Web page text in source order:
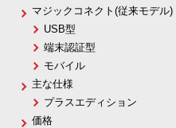
マジックコネクト(従来モデル
USB型
端末認証型
モバイル
主な仕様
プラスエディション
価格